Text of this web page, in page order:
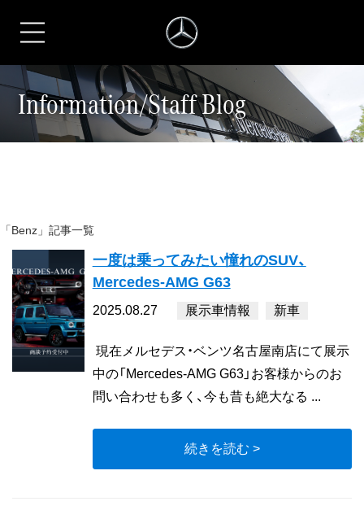
Information/Staff Blog
「Benz」記事一覧
一度は乗ってみたい憧れのSUV、
Mercedes-AMG G63
2025.08.27 展示車情報 新車
現在メルセデス・ベンツ名古屋南店にて展示
中の「Mercedes-AMG G63」お客様からのお
問い合わせも多く、今も昔も絶大なる ...
続きを読む >